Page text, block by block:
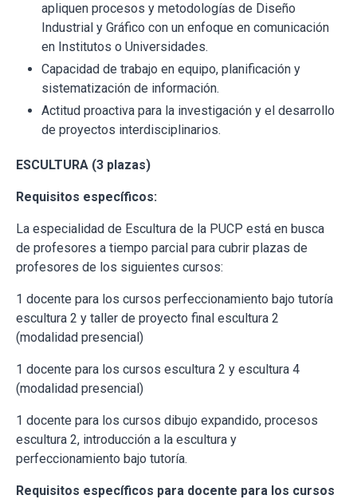
apliquen procesos y metodologías de Diseño
Industrial y Gráfico con un enfoque en comunicación
en Institutos o Universidades.
Capacidad de trabajo en equipo, planificación y
sistematización de información.
Actitud proactiva para la investigación y el desarrollo
de proyectos interdisciplinarios.
ESCULTURA (3 plazas)
Requisitos específicos:
La especialidad de Escultura de la PUCP está en busca
de profesores a tiempo parcial para cubrir plazas de
profesores de los siguientes cursos:
1 docente para los cursos perfeccionamiento bajo tutoría
escultura 2 y taller de proyecto final escultura 2
(modalidad presencial)
1 docente para los cursos escultura 2 y escultura 4
(modalidad presencial)
1 docente para los cursos dibujo expandido, procesos
escultura 2, introducción a la escultura y
perfeccionamiento bajo tutoría.
Requisitos específicos para docente para los cursos